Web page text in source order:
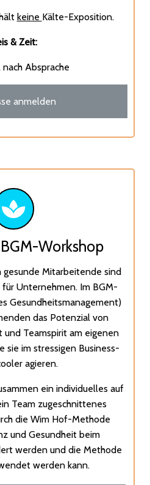
keine Kälte-Exposition.
& Zeit:
Absprache
anmelden
Workshop
gesunde Mitarbeitende sind
Unternehmen. Im BGM-
Gesundheitsmanagement)
das Potenzial von
und Teamspirit am eigenen
sie im stressigen Business-
agieren.
ein individuelles auf
Team zugeschnittenes
die Wim Hof-Methode
und Gesundheit beim
werden und die Methode
werden kann.